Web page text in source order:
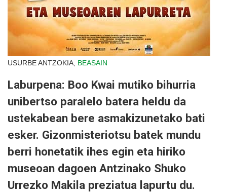
USURBE ANTZOKIA, BEASAIN
Laburpena: Boo Kwai mutiko bihurria
unibertso paralelo batera heldu da
ustekabean bere asmakizunetako bati
esker. Gizonmisteriotsu batek mundu
berri honetatik ihes egin eta hiriko
museoan dagoen Antzinako Shuko
Urrezko Makila preziatua lapurtu du.